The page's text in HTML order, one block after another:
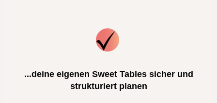
...deine eigenen Sweet Tables sicher und
strukturiert planen